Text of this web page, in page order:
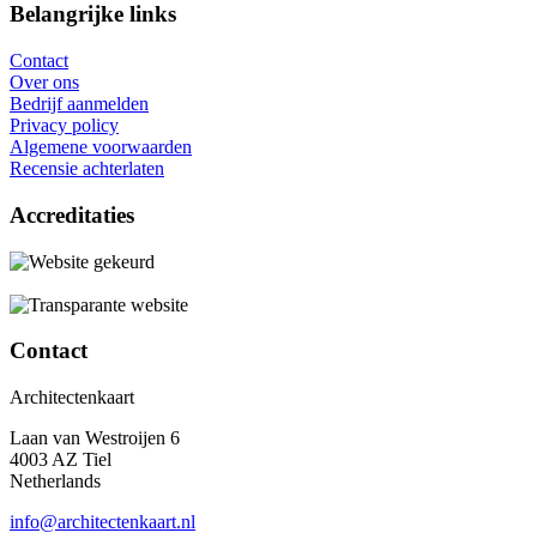
Belangrijke links
Contact
Over ons
Bedrijf aanmelden
Privacy policy
Algemene voorwaarden
Recensie achterlaten
Accreditaties
Contact
Architectenkaart
Laan van Westroijen 6
4003 AZ Tiel
Netherlands
info@architectenkaart.nl